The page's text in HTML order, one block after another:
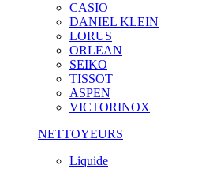
CASIO
DANIEL KLEIN
LORUS
ORLEAN
SEIKO
TISSOT
ASPEN
VICTORINOX
NETTOYEURS
Liquide